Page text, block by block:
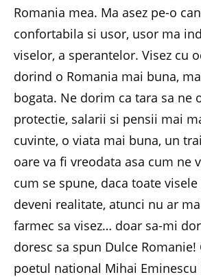
Romania mea. Ma asez pe-o
confortabila si usor, usor ma
viselor, a sperantelor. Visez cu
dorind o Romania mai buna,
bogata. Ne dorim ca tara sa ne
protectie, salarii si pensii mai
cuvinte, o viata mai buna, un
oare va fi vreodata asa cum ne
cum se spune, daca toate
deveni realitate, atunci nu ar
farmec sa visez… doar sa-mi
doresc sa spun Dulce Romanie!
poetul national Mihai Eminescu